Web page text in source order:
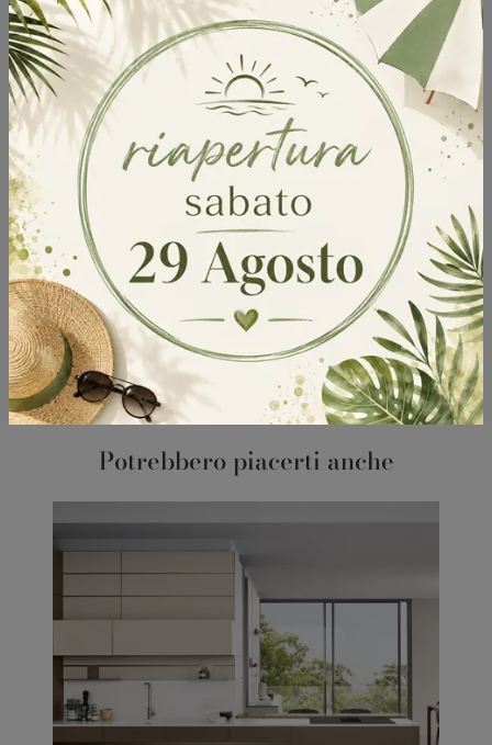
Potrebbero piacerti anche